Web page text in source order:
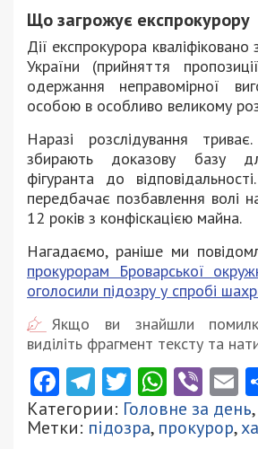
Що загрожує експрокурору
Дії експрокурора
України (прийняття
одержання неправомірної
особою в особливо великому
Наразі розслідування
збирають доказову базу
фігуранта до
передбачає позбавлення волі
12 років з конфіскацією майна.
Нагадаємо, раніше ми
прокурорам Броварської
оголосили підозру у спробі
Якщо ви знайшли
виділіть фрагмент тексту та
Facebook
Telegram
Twitter
Категории: Головне за день,
Метки: підозра, прокурор,